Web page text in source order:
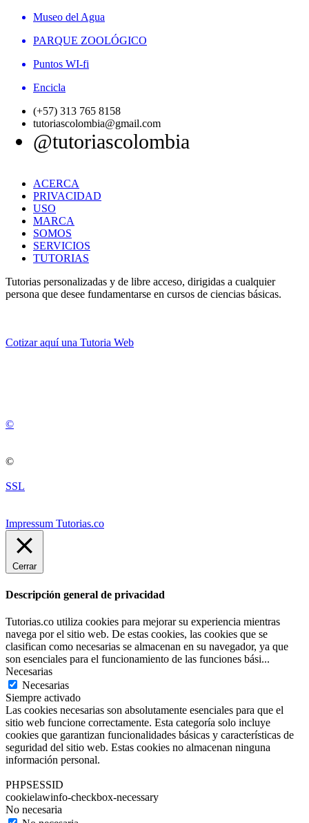
Museo del Agua
PARQUE ZOOLÓGICO
Puntos WI-fi
Encicla
(+57) 313 765 8158
tutoriascolombia@gmail.com
@tutoriascolombia
ACERCA
PRIVACIDAD
USO
MARCA
SOMOS
SERVICIOS
TUTORIAS
Tutorias personalizadas y de libre acceso, dirigidas a cualquier
persona que desee fundamentarse en cursos de ciencias básicas.
Cotizar aquí una Tutoria Web
©
©
SSL
Impressum Tutorias.co
Cerrar
Descripción general de privacidad
Tutorias.co utiliza cookies para mejorar su experiencia mientras
navega por el sitio web. De estas cookies, las cookies que se
clasifican como necesarias se almacenan en su navegador, ya que
son esenciales para el funcionamiento de las funciones bási...
Necesarias
Necesarias
Siempre activado
Las cookies necesarias son absolutamente esenciales para que el
sitio web funcione correctamente. Esta categoría solo incluye
cookies que garantizan funcionalidades básicas y características de
seguridad del sitio web. Estas cookies no almacenan ninguna
información personal.
PHPSESSID
cookielawinfo-checkbox-necessary
No necesaria